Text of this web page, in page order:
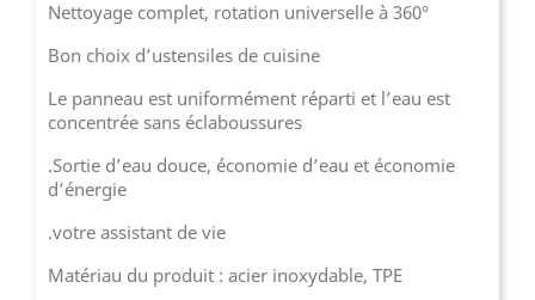
Nettoyage complet, rotation universelle à 360°
Bon choix d’ustensiles de cuisine
Le panneau est uniformément réparti et l’eau est
concentrée sans éclaboussures
.Sortie d’eau douce, économie d’eau et économie
d’énergie
.votre assistant de vie
Matériau du produit : acier inoxydable, TPE